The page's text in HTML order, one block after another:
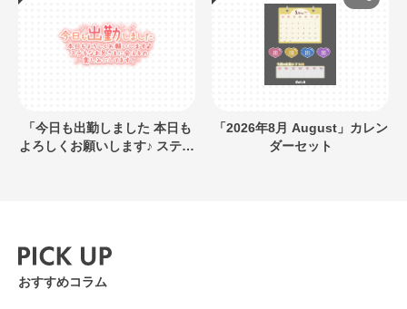
「今日も出勤しました 本日も
よろしくお願いします♪ ステキ
「2026年8月 August」カレン
ダーセット
おすすめコラム